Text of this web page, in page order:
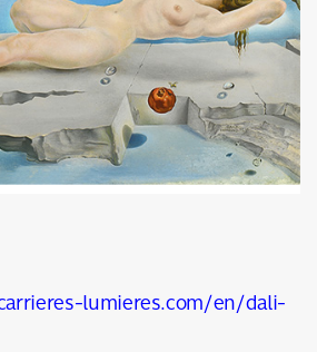
lumieres.com/en/dali-